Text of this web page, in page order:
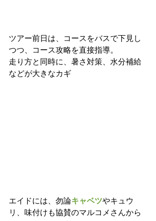
ツアー前日は、コースをバスで下見し
つつ、コース攻略を直接指導。
走り方と同時に、暑さ対策、水分補給
などが大きなカギ
エイドには、勿論キャベツやキュウ
リ、味付けも協賛のマルコメさんから